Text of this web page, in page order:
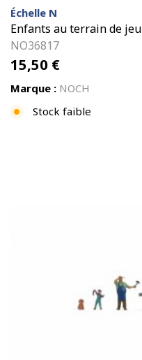
Échelle N
Enfants au terrain de jeu
NO36817
15,50 €
Marque : NOCH
Stock faible